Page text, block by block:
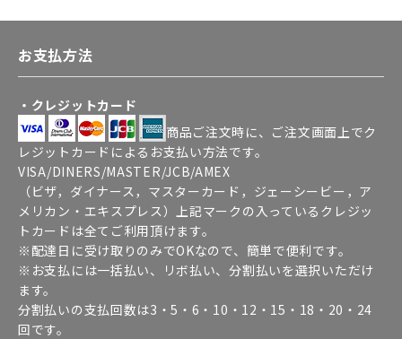
お支払方法
・クレジットカード
商品ご注文時に、ご注文画面上でク
レジットカードによるお支払い方法です。
VISA/DINERS/MASTER/JCB/AMEX
（ビザ，ダイナース，マスターカード，ジェーシービー，ア
メリカン・エキスプレス）上記マークの入っているクレジッ
トカードは全てご利用頂けます。
※配達日に受け取りのみでOKなので、簡単で便利です。
※お支払には一括払い、リボ払い、分割払いを選択いただけ
ます。
分割払いの支払回数は3・5・6・10・12・15・18・20・24
回です。